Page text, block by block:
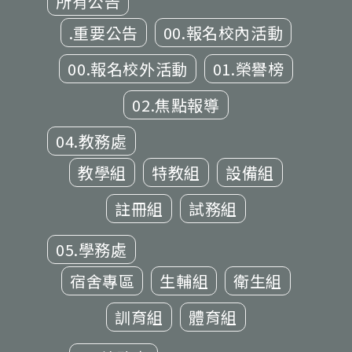
.重要公告
00.報名校內活動
00.報名校外活動
01.榮譽榜
02.焦點報導
04.教務處
教學組
特教組
設備組
註冊組
試務組
05.學務處
宿舍專區
生輔組
衛生組
訓育組
體育組